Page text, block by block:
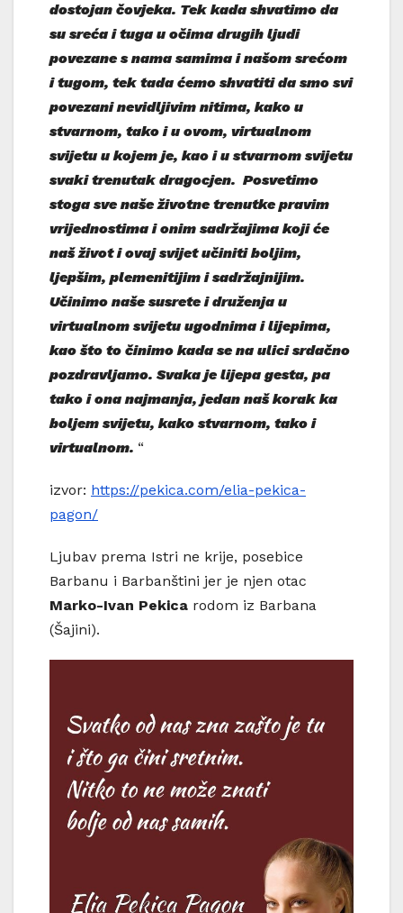
dostojan čovjeka. Tek kada shvatimo da
su sreća i tuga u očima drugih ljudi
povezane s nama samima i našom srećom
i tugom, tek tada ćemo shvatiti da smo svi
povezani nevidljivim nitima, kako u
stvarnom, tako i u ovom, virtualnom
svijetu u kojem je, kao i u stvarnom svijetu
svaki trenutak dragocjen. Posvetimo
stoga sve naše životne trenutke pravim
vrijednostima i onim sadržajima koji će
naš život i ovaj svijet učiniti boljim,
ljepšim, plemenitijim i sadržajnijim.
Učinimo naše susrete i druženja u
virtualnom svijetu ugodnima i lijepima,
kao što to činimo kada se na ulici srdačno
pozdravljamo. Svaka je lijepa gesta, pa
tako i ona najmanja, jedan naš korak ka
boljem svijetu, kako stvarnom, tako i
virtualnom. “
izvor: https://pekica.com/elia-pekica-
pagon/
Ljubav prema Istri ne krije, posebice
Barbanu i Barbanštini jer je njen otac
Marko-Ivan Pekica rodom iz Barbana
(Šajini).